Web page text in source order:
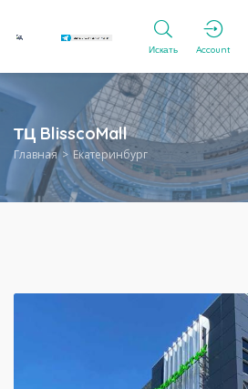
Искать Account
ТЦ BlisscoMall
Главная Екатеринбург